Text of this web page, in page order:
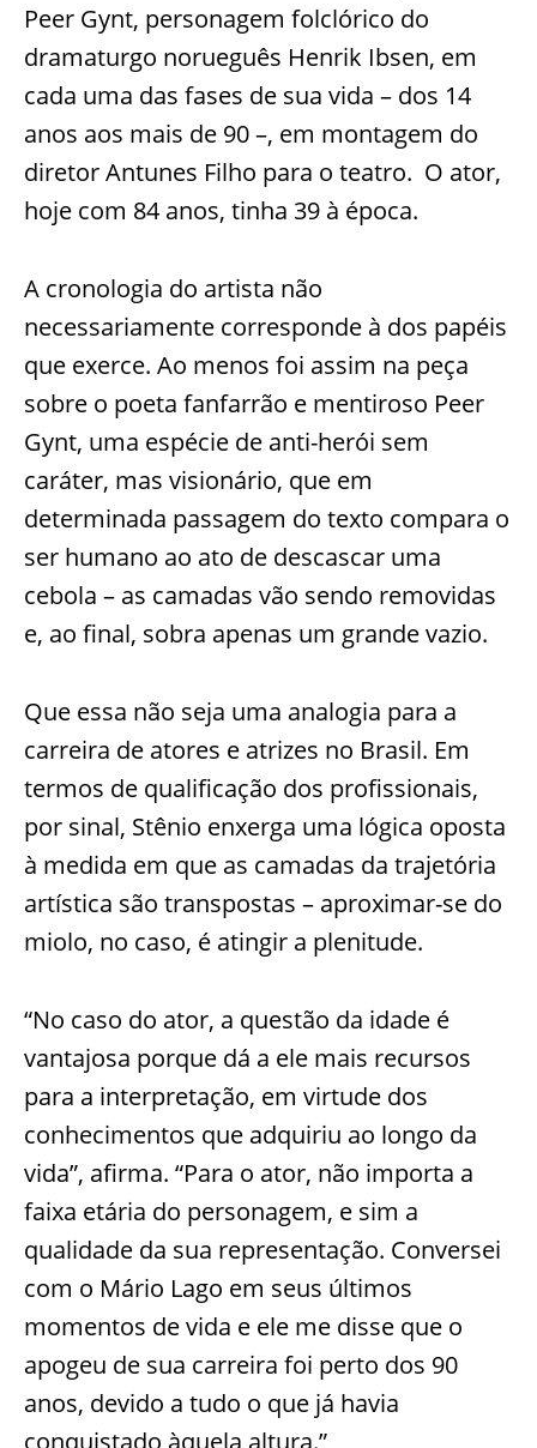
Peer Gynt, personagem folclórico do
dramaturgo norueguês Henrik Ibsen, em
cada uma das fases de sua vida – dos 14
anos aos mais de 90 –, em montagem do
diretor Antunes Filho para o teatro. O ator,
hoje com 84 anos, tinha 39 à época.
A cronologia do artista não
necessariamente corresponde à dos papéis
que exerce. Ao menos foi assim na peça
sobre o poeta fanfarrão e mentiroso Peer
Gynt, uma espécie de anti-herói sem
caráter, mas visionário, que em
determinada passagem do texto compara o
ser humano ao ato de descascar uma
cebola – as camadas vão sendo removidas
e, ao final, sobra apenas um grande vazio.
Que essa não seja uma analogia para a
carreira de atores e atrizes no Brasil. Em
termos de qualificação dos profissionais,
por sinal, Stênio enxerga uma lógica oposta
à medida em que as camadas da trajetória
artística são transpostas – aproximar-se do
miolo, no caso, é atingir a plenitude.
“No caso do ator, a questão da idade é
vantajosa porque dá a ele mais recursos
para a interpretação, em virtude dos
conhecimentos que adquiriu ao longo da
vida”, afirma. “Para o ator, não importa a
faixa etária do personagem, e sim a
qualidade da sua representação. Conversei
com o Mário Lago em seus últimos
momentos de vida e ele me disse que o
apogeu de sua carreira foi perto dos 90
anos, devido a tudo o que já havia
conquistado àquela altura.”